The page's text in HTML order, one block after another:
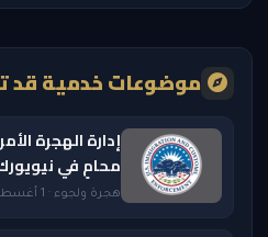
موضوعات خدمية قد
إدارة الهجرة
محامٍ في نيويورك 470584
هجرة ولجوء · 1 أغسطس 2026 — 7:10 PM